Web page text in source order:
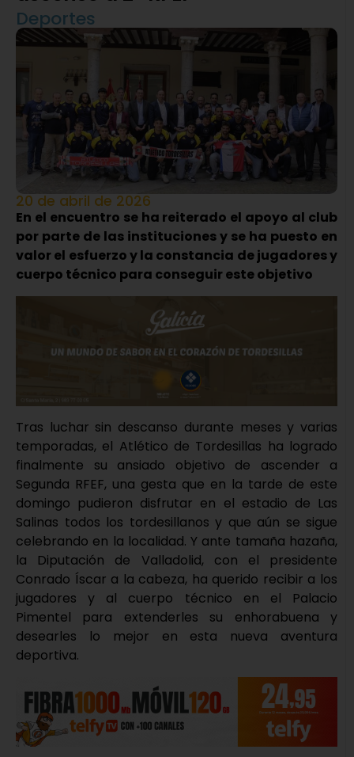
Deportes
20 de abril de 2026
En el encuentro se ha reiterado el apoyo al club
por parte de las instituciones y se ha puesto en
valor el esfuerzo y la constancia de jugadores y
cuerpo técnico para conseguir este objetivo
Tras luchar sin descanso durante meses y varias
temporadas, el Atlético de Tordesillas ha logrado
finalmente su ansiado objetivo de ascender a
Segunda RFEF, una gesta que en la tarde de este
domingo pudieron disfrutar en el estadio de Las
Salinas todos los tordesillanos y que aún se sigue
celebrando en la localidad. Y ante tamaña hazaña,
la Diputación de Valladolid, con el presidente
Conrado Íscar a la cabeza, ha querido recibir a los
jugadores y al cuerpo técnico en el Palacio
Pimentel para extenderles su enhorabuena y
desearles lo mejor en esta nueva aventura
deportiva.